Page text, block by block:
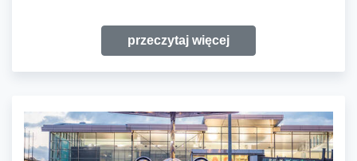
przeczytaj więcej